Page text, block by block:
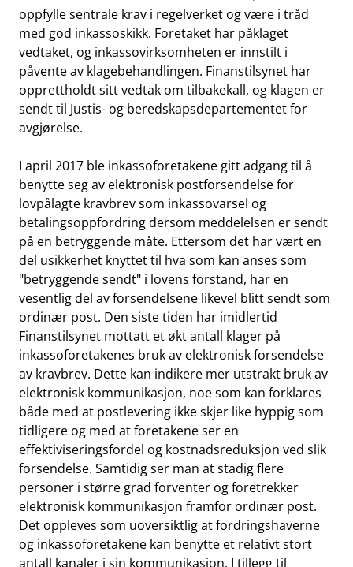
oppfylle sentrale krav i regelverket og være i tråd
med god inkassoskikk. Foretaket har påklaget
vedtaket, og inkassovirksomheten er innstilt i
påvente av klagebehandlingen. Finanstilsynet har
opprettholdt sitt vedtak om tilbakekall, og klagen er
sendt til Justis- og beredskapsdepartementet for
avgjørelse.
I april 2017 ble inkassoforetakene gitt adgang til å
benytte seg av elektronisk postforsendelse for
lovpålagte kravbrev som inkassovarsel og
betalingsoppfordring dersom meddelelsen er sendt
på en betryggende måte. Ettersom det har vært en
del usikkerhet knyttet til hva som kan anses som
"betryggende sendt" i lovens forstand, har en
vesentlig del av forsendelsene likevel blitt sendt som
ordinær post. Den siste tiden har imidlertid
Finanstilsynet mottatt et økt antall klager på
inkassoforetakenes bruk av elektronisk forsendelse
av kravbrev. Dette kan indikere mer utstrakt bruk av
elektronisk kommunikasjon, noe som kan forklares
både med at postlevering ikke skjer like hyppig som
tidligere og med at foretakene ser en
effektiviseringsfordel og kostnadsreduksjon ved slik
forsendelse. Samtidig ser man at stadig flere
personer i større grad forventer og foretrekker
elektronisk kommunikasjon framfor ordinær post.
Det oppleves som uoversiktlig at fordringshaverne
og inkassoforetakene kan benytte et relativt stort
antall kanaler i sin kommunikasjon. I tillegg til